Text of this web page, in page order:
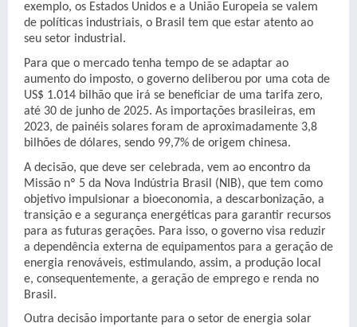
exemplo, os Estados Unidos e a União Europeia se valem
de políticas industriais, o Brasil tem que estar atento ao
seu setor industrial.
Para que o mercado tenha tempo de se adaptar ao
aumento do imposto, o governo deliberou por uma cota de
US$ 1.014 bilhão que irá se beneficiar de uma tarifa zero,
até 30 de junho de 2025. As importações brasileiras, em
2023, de painéis solares foram de aproximadamente 3,8
bilhões de dólares, sendo 99,7% de origem chinesa.
A decisão, que deve ser celebrada, vem ao encontro da
Missão nº 5 da Nova Indústria Brasil (NIB), que tem como
objetivo impulsionar a bioeconomia, a descarbonização, a
transição e a segurança energéticas para garantir recursos
para as futuras gerações. Para isso, o governo visa reduzir
a dependência externa de equipamentos para a geração de
energia renováveis, estimulando, assim, a produção local
e, consequentemente, a geração de emprego e renda no
Brasil.
Outra decisão importante para o setor de energia solar